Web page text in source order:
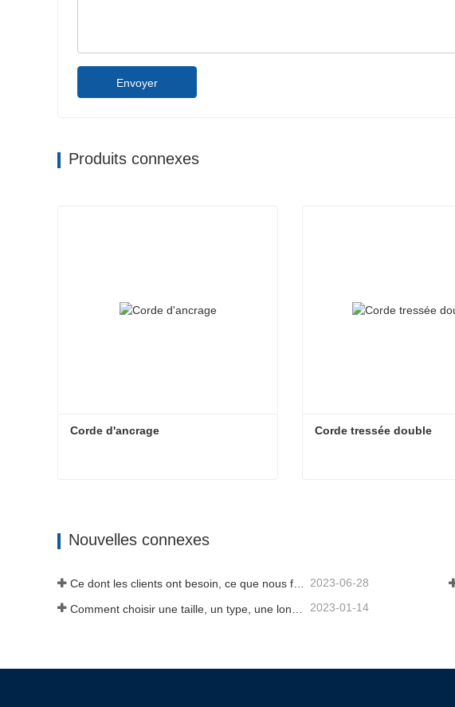
Envoyer
Produits connexes
Corde d'ancrage Corde tressée double
Nouvelles connexes
Ce dont les clients ont besoin, ce que nous fournissons-Tai an Rope Ltd 2023-06-28
2023-01-14